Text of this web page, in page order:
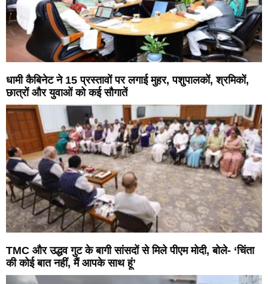
धामी कैबिनेट ने 15 प्रस्तावों पर लगाई मुहर, पशुपालकों, श्रमिकों,
छात्रों और युवाओं को कई सौगातें
TMC और उद्धव गुट के बागी सांसदों से मिले पीएम मोदी, बोले- ‘चिंता
की कोई बात नहीं, मैं आपके साथ हूं’